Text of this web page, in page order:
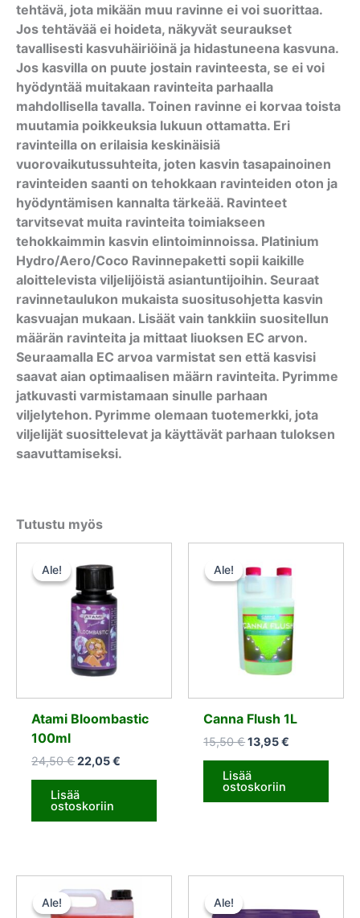
tehtävä, jota mikään muu ravinne ei voi suorittaa.
Jos tehtävää ei hoideta, näkyvät seuraukset
tavallisesti kasvuhäiriöinä ja hidastuneena kasvuna.
Jos kasvilla on puute jostain ravinteesta, se ei voi
hyödyntää muitakaan ravinteita parhaalla
mahdollisella tavalla. Toinen ravinne ei korvaa toista
muutamia poikkeuksia lukuun ottamatta. Eri
ravinteilla on erilaisia keskinäisiä
vuorovaikutussuhteita, joten kasvin tasapainoinen
ravinteiden saanti on tehokkaan ravinteiden oton ja
hyödyntämisen kannalta tärkeää. Ravinteet
tarvitsevat muita ravinteita toimiakseen
tehokkaimmin kasvin elintoiminnoissa. Platinium
Hydro/Aero/Coco Ravinnepaketti sopii kaikille
aloittelevista viljelijöistä asiantuntijoihin. Seuraat
ravinnetaulukon mukaista suositusohjetta kasvin
kasvuajan mukaan. Lisäät vain tankkiin suositellun
määrän ravinteita ja mittaat liuoksen EC arvon.
Seuraamalla EC arvoa varmistat sen että kasvisi
saavat aian optimaalisen määrn ravinteita. Pyrimme
jatkuvasti varmistamaan sinulle parhaan
viljelytehon. Pyrimme olemaan tuotemerkki, jota
viljelijät suosittelevat ja käyttävät parhaan tuloksen
saavuttamiseksi.
Tutustu myös
Ale!
Ale!
Atami Bloombastic
100ml
24,50€
hinta
oli:
24,50 €.
22,05€
Lisää
ostoskoriin
Ale!
Ale!
Canna Flush 1L
15,50€
oli:
15,50 €.
13,95€
on:
Lisää
ostoskoriin
Ale!
Ale!
hinta
oli:
hinta
Ale!
Ale!
oli:
on: